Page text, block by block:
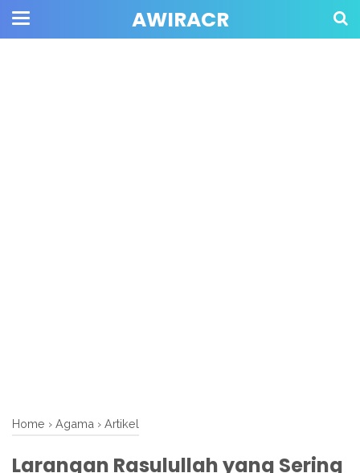
AWIRACR
Home › Agama › Artikel
Larangan Rasulullah yang Sering